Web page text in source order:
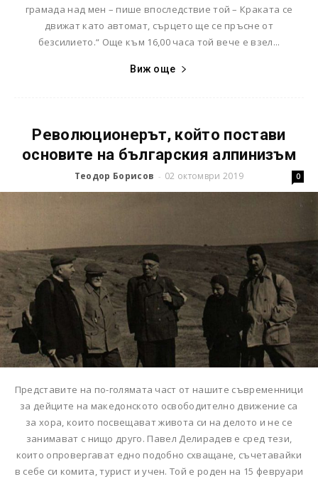
грамада над мен – пише впоследствие той – Краката се
движат като автомат, сърцето ще се пръсне от
безсилието.“ Още към 16,00 часа той вече е взел...
Виж още
Революционерът, който постави
основите на българския алпинизъм
Теодор Борисов - 02 октомври 2019 0
Представите на по-голямата част от нашите съвременници
за дейците на македонското освободително движение са
за хора, които посвещават живота си на делото и не се
занимават с нищо друго. Павел Делирадев е сред тези,
които опровергават едно подобно схващане, съчетавайки
в себе си комита, турист и учен. Той е роден на 15 февруари